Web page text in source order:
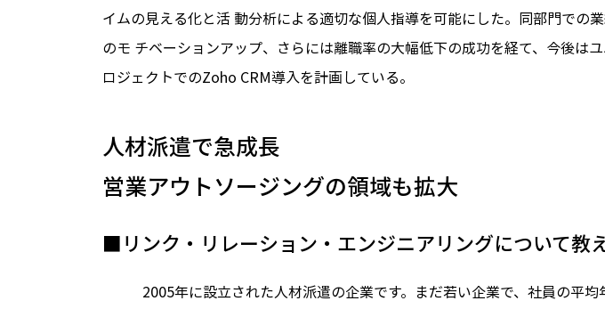
イムの見える化と活 動分析による適切な個人指導を可能にした。同部門での
のモ チベーションアップ、さらには離職率の大幅低下の成功を経て、今後は
ロジェクトでのZoho CRM導入を計画している。
人材派遣で急成長
営業アウトソージングの領域も拡大
■リンク・リレーション・エンジニアリングについて教
2005年に設立された人材派遣の企業です。まだ若い企業で、社員の平